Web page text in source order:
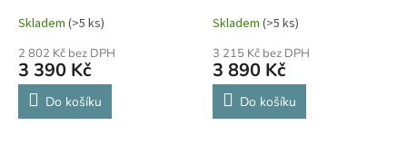
Skladem (>5 ks)
2 802 Kč bez DPH
3 390 Kč
Do košíku
Skladem (>5 ks)
3 215 Kč bez DPH
3 890 Kč
Do košíku